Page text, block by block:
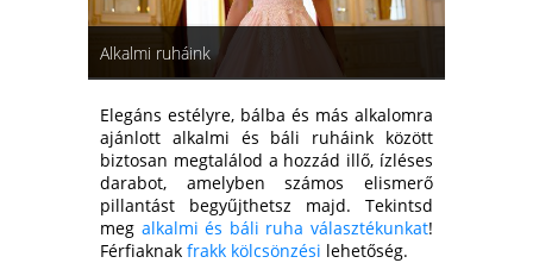
Alkalmi ruháink
Elegáns estélyre, bálba és más alkalomra
ajánlott alkalmi és báli ruháink között
biztosan megtalálod a hozzád illő, ízléses
darabot, amelyben számos elismerő
pillantást begyűjthetsz majd. Tekintsd
meg alkalmi és báli ruha választékunkat!
Férfiaknak frakk kölcsönzési lehetőség.